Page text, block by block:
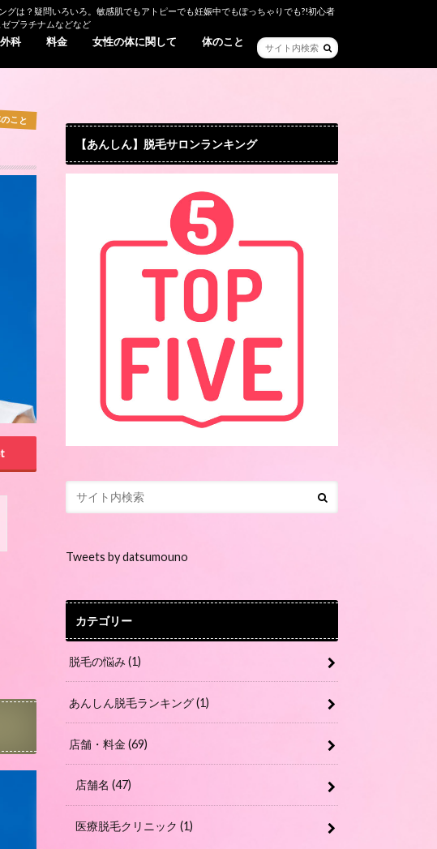
は？疑問いろいろ。敏感肌でもアトピーでも妊娠中でもぽっちゃりでも?!初心者
プラチナムなどなど
科 料金 女性の体に関して 体のこと
こと
【あんしん】脱毛サロンランキング
Tweets by datsumouno
カテゴリー
脱毛の悩み(1)
あんしん脱毛ランキング(1)
店舗・料金(69)
店舗名 (47)
医療脱毛クリニック (1)